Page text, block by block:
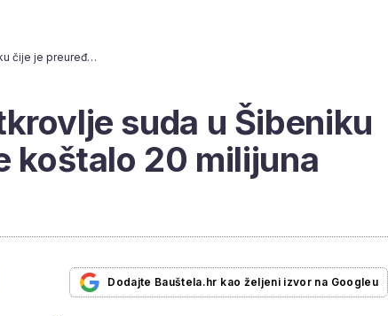
Ovako izgleda potkrovlje suda u Šibeniku čije je preuređenje koštalo 20 milijuna kuna
suda u Šibeniku
koštalo 20 milijuna
Dodajte Bauštela.hr kao željeni izvor na Googleu